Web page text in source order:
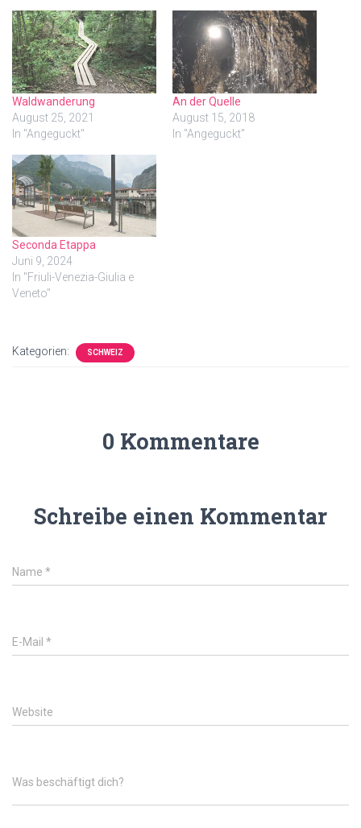
Waldwanderung
August 25, 2021
In "Angeguckt"
An der Quelle
August 15, 2018
In "Angeguckt"
Seconda Etappa
Juni 9, 2024
In "Friuli-Venezia-Giulia e
Veneto"
Kategorien: SCHWEIZ
0 Kommentare
Schreibe einen Kommentar
Name *
E-Mail *
Website
Was beschäftigt dich?